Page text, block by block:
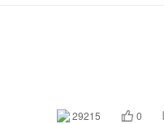
29215 0